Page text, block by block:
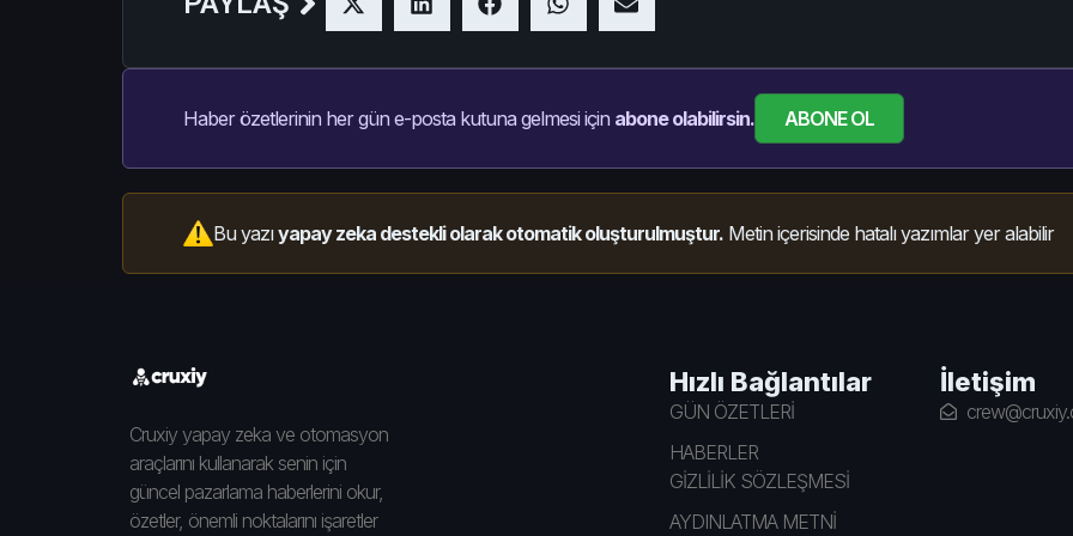
Haber özetlerinin her gün e-posta kutuna gelmesi için abone olabilirsin. ABONE OL
Bu yazıyapay zeka destekli olarak otomatik oluşturulmuştur. Metin içerisinde hatalı yazımlar yer alabilir
Cruxiy yapay zeka ve otomasyon
araçlarını kullanarak senin için
güncel pazarlama haberlerini okur,
özetler, önemli noktalarını işaretler
Hızlı Bağlantılar
GÜN ÖZETLERİ
HABERLER
GİZLİLİK SÖZLEŞMESİ
AYDINLATMA METNİ
İletişim